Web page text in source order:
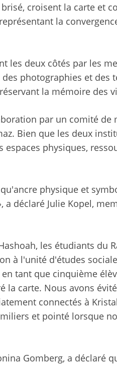
croisent la carte et
la
les deux côtés par les
photographies et des
la mémoire des
par un comité de
Bien que les deux
physiques,
physique et
déclaré Julie Kopel,
les étudiants du
à l'unité d'études
tant que cinquième
la carte. Nous avons
connectés à
et pointé lorsque
Gomberg, a déclaré